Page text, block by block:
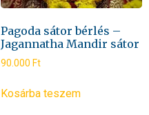
Pagoda sátor bérlés –
Jagannatha Mandir sátor
90.000 Ft
Kosárba teszem